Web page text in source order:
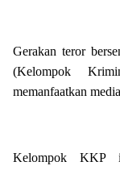
Gerakan teror
(Kelompok
memanfaatkan
Kelompok KKP